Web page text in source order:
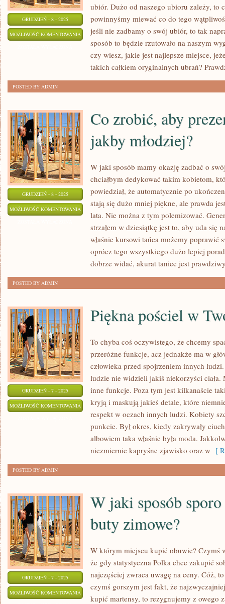
GRUDZIEŃ - 8 - 2025
MOŻLIWOŚĆ KOMENTOWANIA
ROBIĆ,
PIĘKNIE
ubiór. Dużo od naszego ubioru zależy, to
powinnyśmy miewać co do tego
jeśli nie zadbamy o swój ubiór, to tak
sposób to będzie rzutowało na naszym
czy wiesz, jakie jest najlepsze miejsce,
takich całkiem oryginalnych ubrań?
POSTED BY ADMIN
GRUDZIEŃ - 8 - 2025
MOŻLIWOŚĆ KOMENTOWANIA
Co zrobić, aby
jakby młodziej?
W jaki sposób mamy okazję zadbać o
chciałbym dedykować takim kobietom,
powiedział, że automatycznie po
stają się dużo mniej piękne, ale prawda
lata. Nie można z tym polemizować.
strzałem w dziesiątkę jest to, aby uda się
właśnie kursowi tańca możemy poprawić
oprócz tego wszystkiego dużo lepiej
dobrze widać, akurat taniec jest
POSTED BY ADMIN
GRUDZIEŃ - 7 - 2025
MOŻLIWOŚĆ KOMENTOWANIA PIĘKNA
POŚCIEL
TWOJEJ
SYPIALNI
Piękna pościel w
To chyba coś oczywistego, że chcemy
przeróżne funkcje, acz jednakże ma w
człowieka przed spojrzeniem innych
ludzie nie widzieli jakiś niekorzyści
inne funkcje. Poza tym jest kilkanaście
kryją i maskują jakieś detale, które
respekt w oczach innych ludzi. Kobiety
punkcie. Był okres, kiedy zakrywały
albowiem taka właśnie była moda.
niezmiernie kapryśne zjawisko oraz w [
POSTED BY ADMIN
GRUDZIEŃ - 7 - 2025
MOŻLIWOŚĆ KOMENTOWANIA
W jaki sposób
buty zimowe?
W którym miejscu kupić obuwie? Czymś
że gdy statystyczna Polka chce zakupić
najczęściej zwraca uwagę na ceny. Cóż,
czymś gorszym jest fakt, że
kupić martensy, to rezygnujemy z owego